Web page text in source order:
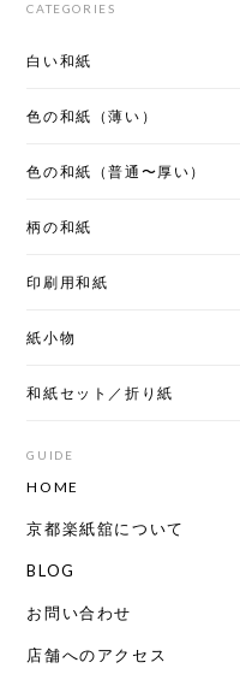
CATEGORIES
白い和紙
色の和紙（薄い）
色の和紙（普通〜厚い）
柄の和紙
印刷用和紙
紙小物
和紙セット／折り紙
GUIDE
HOME
京都楽紙舘について
BLOG
お問い合わせ
店舗へのアクセス